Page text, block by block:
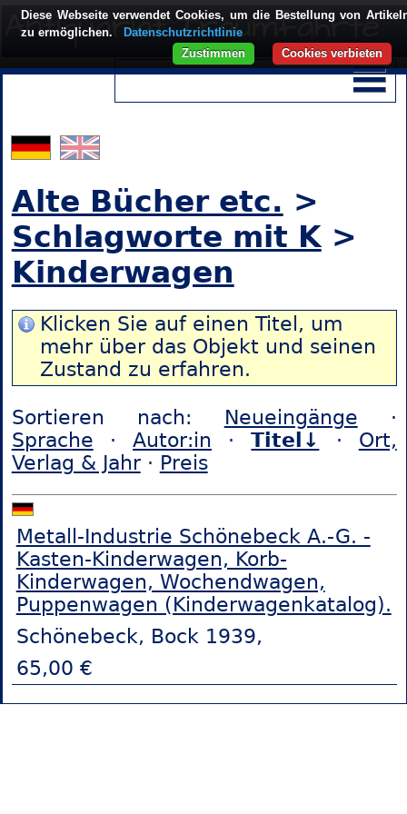
Alte Bücher etc. >
Schlagworte mit K>
Kinderwagen
Klicken Sie auf einen Titel, um
mehr über das Objekt und seinen
Zustand zu erfahren.
Sortieren nach: Neueingänge ·
Sprache ·Autor:in ·Titel↓ · Ort,
Verlag & Jahr· Preis
Metall-Industrie Schönebeck A.-G. -
Kasten-Kinderwagen, Korb-
Kinderwagen, Wochendwagen,
Puppenwagen (Kinderwagenkatalog).
Schönebeck, Bock 1939,
65,00 €
Diese Webseite verwendet Cookies, um die Bestellung von
zu ermöglichen.
Datenschutzrichtlinie
Cookies verbieten
Zustimmen